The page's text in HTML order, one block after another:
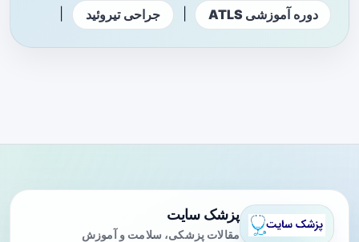
دوره آموزشی ATLS جراحی تیروئید
پزشک سایت
مقالات پزشکی، سلامت و آموزش